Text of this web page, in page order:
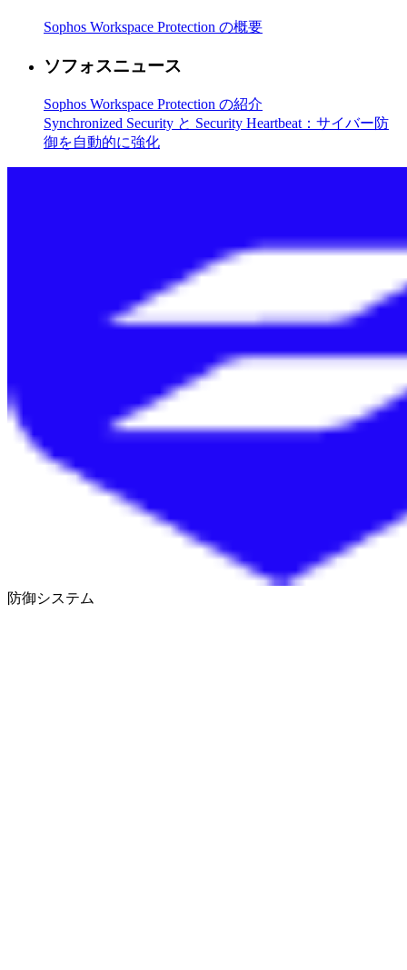
Sophos Workspace Protection の概要
ソフォスニュース
Sophos Workspace Protection の紹介
Synchronized Security と Security Heartbeat：サイバー防
御を自動的に強化
防御システム